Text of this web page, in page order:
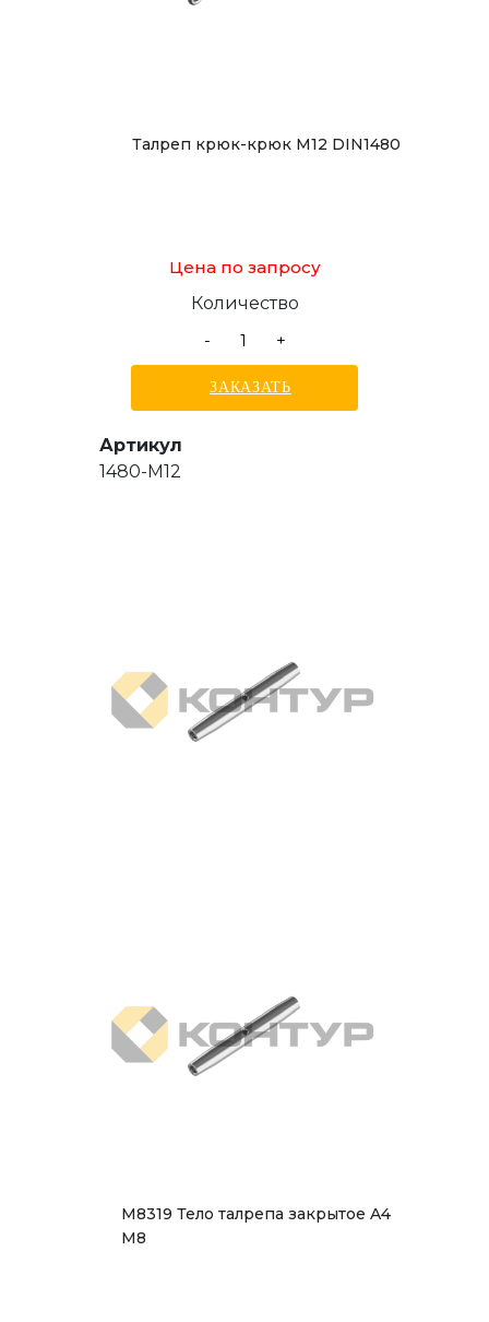
Талреп крюк-крюк М12 DIN1480
Цена по запросу
Количество
-
+
ЗАКАЗАТЬ
Артикул
1480-M12
М8319 Тело талрепа закрытое A4
М8